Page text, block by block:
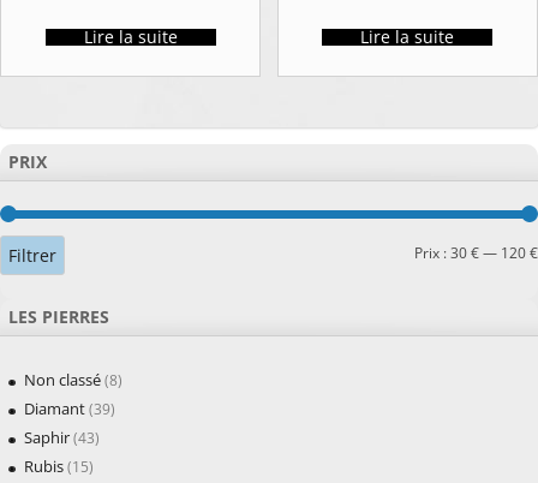
Lire la suite Lire la suite
PRIX
Filtrer Prix :30 €— 120 €
LES PIERRES
Non classé(8)
Diamant(39)
Saphir(43)
Rubis(15)